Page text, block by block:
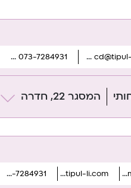
073-7284931
המסגר 22, חדרה
073-7284931 cd@tipul-li.com https://tipul-li.com/channels/developmental-centers/%d7%9e%d7%95%d7%93%d7%99%d7%a2%d7%99%d7%9f/